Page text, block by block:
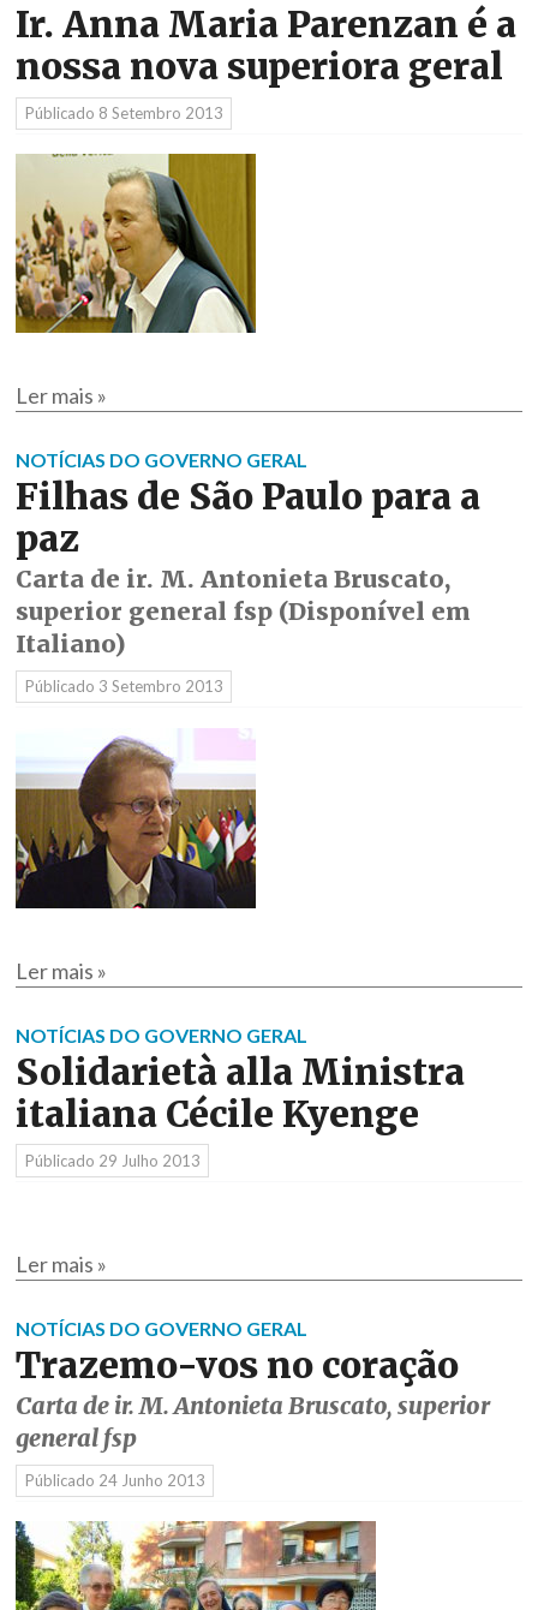
Ir. Anna Maria Parenzan é a
nossa nova superiora geral
Públicado 8 Setembro 2013
Ler mais »
NOTÍCIAS DO GOVERNO GERAL
Filhas de São Paulo para a
paz
Carta de ir. M. Antonieta Bruscato,
superior general fsp (Disponível em
Italiano)
Públicado 3 Setembro 2013
Ler mais »
NOTÍCIAS DO GOVERNO GERAL
Solidarietà alla Ministra
italiana Cécile Kyenge
Públicado 29 Julho 2013
Ler mais »
NOTÍCIAS DO GOVERNO GERAL
Trazemo-vos no coração
Carta de ir. M. Antonieta Bruscato, superior
general fsp
Públicado 24 Junho 2013